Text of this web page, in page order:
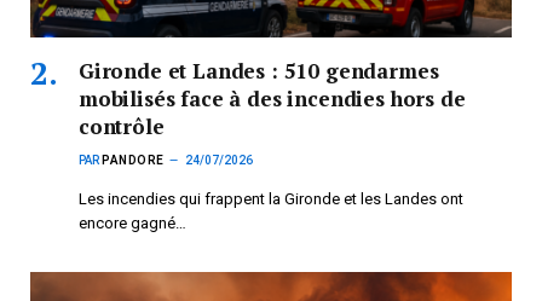
Gironde et Landes : 510 gendarmes
mobilisés face à des incendies hors de
contrôle
PAR PANDORE 24/07/2026
Les incendies qui frappent la Gironde et les Landes ont
encore gagné…